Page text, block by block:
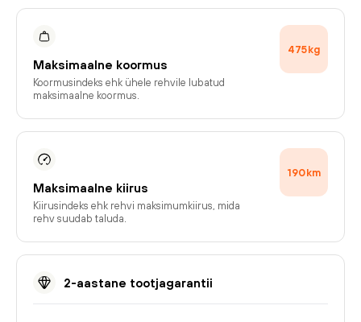
Maksimaalne koormus
Koormusindeks ehk ühele rehvile lubatud
maksimaalne koormus.
475kg
Maksimaalne kiirus
Kiirusindeks ehk rehvi maksimumkiirus, mida
rehv suudab taluda.
190km
2-aastane tootjagarantii